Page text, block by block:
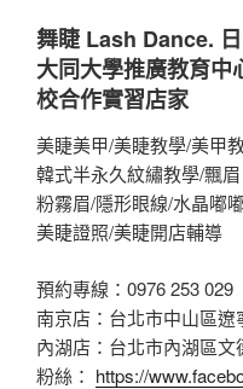
舞睫 Lash Dance.
大同大學推廣教育
校合作實習店家
美睫美甲/美睫教學/美甲
韓式半永久紋繡教學/飄眉
粉霧眉/隱形眼線/水晶嘟
美睫證照/美睫開店輔導
預約專線：0976 253 029
南京店：台北市中山區遼
內湖店：台北市內湖區文
粉絲： https://